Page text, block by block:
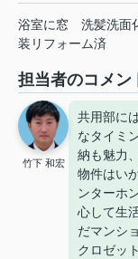
浴室に窓 洗髪洗面
装リフォーム済
担当者のコメン
竹下 和宏
共用部に
なタイミ
納も魅力
物件はい
ンターホ
心して生
だマンシ
クロゼッ